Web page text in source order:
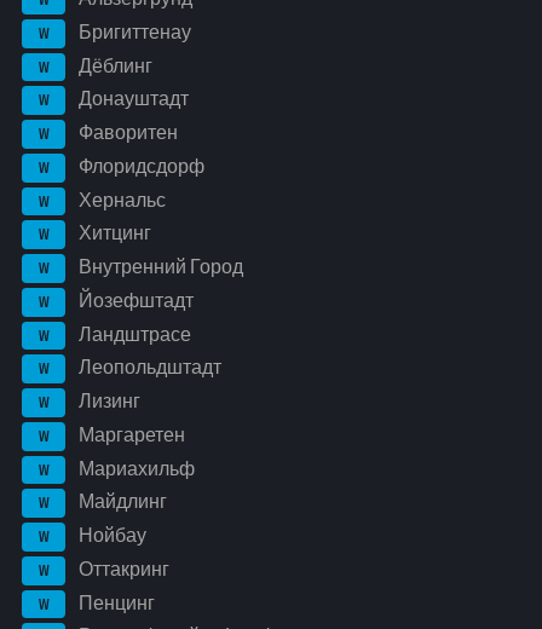
W Бригиттенау
W Дёблинг
W Донауштадт
W Фаворитен
W Флоридсдорф
W Хернальс
W Хитцинг
W Внутренний Город
W Йозефштадт
W Ландштрасе
W Леопольдштадт
W Лизинг
W Маргаретен
W Мариахильф
W Майдлинг
W Нойбау
W Оттакринг
W Пенцинг